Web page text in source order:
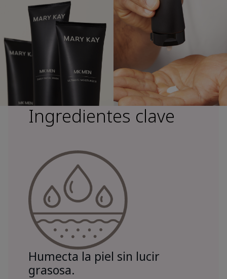
Ingredientes clave
Humecta la piel sin lucir
grasosa.